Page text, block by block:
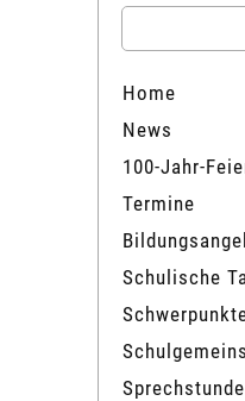
Home
News
100-Jahr-
Termine
Schulische